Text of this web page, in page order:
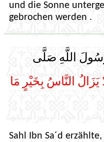
und die Sonne
gebrochen werden .
اللَّهِ صَلَّى
يَزَالُ النَّاسُ بِخَيْرٍ مَا
Sahl Ibn Sa´d